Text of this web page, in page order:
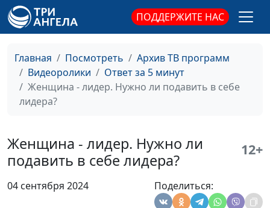
ПОДДЕРЖИТЕ НАС
Главная Посмотреть
Архив ТВ программ
Видеоролики
Ответ за 5 минут
Женщина - лидер. Нужно ли подавить в себе
лидера?
Женщина - лидер. Нужно ли
подавить в себе лидера?
12+
04 сентября 2024 Поделиться:
Измена. Возможно ли
простить?
Юлия Синицына,
Ольга Лебедева,
#322
Что такое
эмоциональные
потребности ребенка
Юлия Синицына,
Ольга Лебедева,
психолог
психолог
Какими должно быть
половое воспитание у
Юлия Синицына,
Ольга Лебедева,
психолог